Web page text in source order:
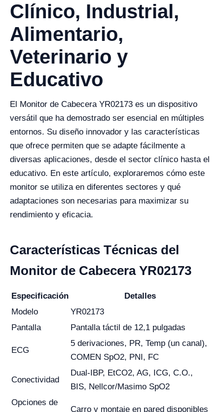
Clínico, Industrial,
Alimentario,
Veterinario y
Educativo
El Monitor de Cabecera YR02173 es un dispositivo
versátil que ha demostrado ser esencial en múltiples
entornos. Su diseño innovador y las características
que ofrece permiten que se adapte fácilmente a
diversas aplicaciones, desde el sector clínico hasta el
educativo. En este artículo, exploraremos cómo este
monitor se utiliza en diferentes sectores y qué
adaptaciones son necesarias para maximizar su
rendimiento y eficacia.
Características Técnicas del
Monitor de Cabecera YR02173
Especificación
Detalles
Modelo
YR02173
Pantalla
Pantalla táctil de 12,1 pulgadas
ECG
5 derivaciones, PR, Temp (un canal),
COMEN SpO2, PNI, FC
Conectividad
Dual-IBP, EtCO2, AG, ICG, C.O.,
BIS, Nellcor/Masimo SpO2
Opciones de
Carro y montaje en pared disponibles